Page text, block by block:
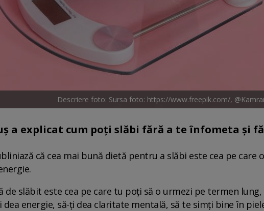
Descriere foto: Sursa foto: https://www.freepik.com/,
a explicat cum poți slăbi fără a te înfometa și
că cea mai bună dietă pentru a slăbi este cea pe
de slăbit este cea pe care tu poți să o urmezi pe termen
dea energie, să-ți dea claritate mentală, să te simți bine în